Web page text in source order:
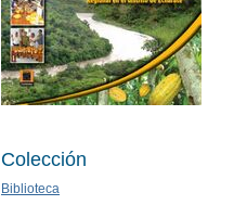
Colección
Biblioteca